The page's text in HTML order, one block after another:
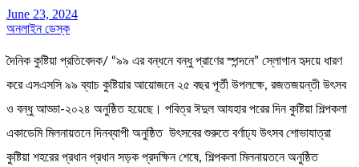
June 23, 2024
অনলাইন ডেস্ক
দৈনিক কুষ্টিয়া প্রতিবেদক/ “৯৯ এর বন্ধনে বন্ধু প্রাণের স্পন্দনে” স্লোগান হৃদয়ে ধারণ
করে এসএসসি ৯৯ ব্যাচ কুষ্টিয়ার আয়োজনে ২৫ বছর পূর্তী উপলক্ষে, রজতজয়ন্তী উৎসব
ও বন্ধু আড্ডা-২০২৪ অনুষ্ঠিত হয়েছে। পবিত্র ঈদুল আযহার পরের দিন কুষ্টিয়া শিল্পকলা
একাডেমি মিলনায়তনে দিনব্যাপী অনুষ্ঠিত উৎসবের শুরুতে বর্ণাঢ্য উৎসব শোভাযাত্রা
কুষ্টিয়া শহরের প্রধান প্রধান সড়ক প্রদক্ষিন শেষে, শিল্পকলা মিলনায়তনে অনুষ্ঠিত